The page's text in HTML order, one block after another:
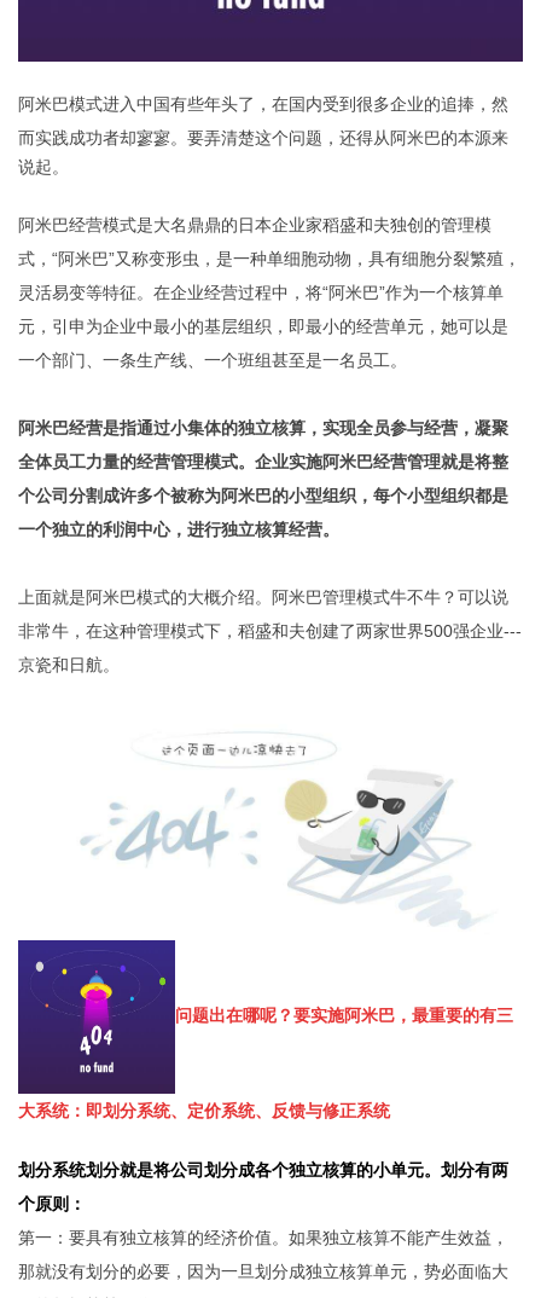
阿米巴模式进入中国有些年头了，在国内受到很多企业的追捧，然
而实践成功者却寥寥。 要弄清楚这个问题，还得从阿米巴的本源来
说起。
阿米巴经营模式是大名鼎鼎的日本企业家稻盛和夫独创的管理模
式，“阿米巴”又称变形虫，是一种单细胞动物，具有细胞分裂繁殖，
灵活易变等特征。在企业经营过程中，将“阿米巴”作为一个核算单
元，引申为企业中最小的基层组织，即最小的经营单元，她可以是
一个部门、一条生产线、一个班组甚至是一名员工。
阿米巴经营是指通过小集体的独立核算，实现全员参与经营，凝聚
全体员工力量的经营管理模式。企业实施阿米巴经营管理就是将整
个公司分割成许多个被称为阿米巴的小型组织，每个小型组织都是
一个独立的利润中心，进行独立核算经营。
上面就是阿米巴模式的大概介绍。阿米巴管理模式牛不牛？可以说
非常牛，在这种管理模式下，稻盛和夫创建了两家世界500强企业---
京瓷和日航。
问题出在哪呢？要实施阿米巴，最重要的有三
大系统：即划分系统、定价系统、反馈与修正系统
划分系统划分就是将公司划分成各个独立核算的小单元。划分有两
个原则：
第一：要具有独立核算的经济价值。如果独立核算不能产生效益，
那就没有划分的必要，因为一旦划分成独立核算单元，势必面临大